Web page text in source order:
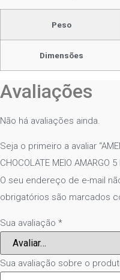
Peso
Dimensões
Avaliações
Não há avaliações ainda.
Seja o primeiro a avaliar
CHOCOLATE MEIO AMARGO 5
O seu endereço de e-mail
obrigatórios são marcados
Sua avaliação *
Sua avaliação sobre o